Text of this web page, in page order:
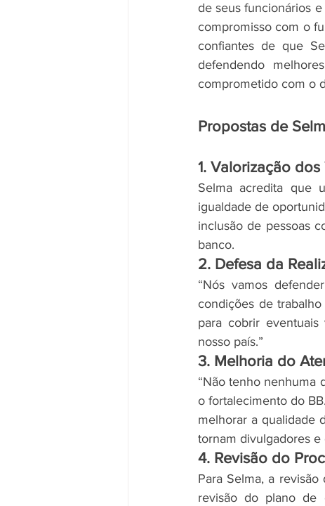
de seus funcionários
compromisso com o
confiantes de que
defendendo
comprometido com o
Propostas de
1. Valorização
Selma acredita que
igualdade de
inclusão de pessoas
banco.
2. Defesa da
“Nós vamos
condições de
para cobrir
nosso país.”
3. Melhoria do
“Não tenho nenhuma
o fortalecimento do
melhorar a qualidade
tornam divulgadores e
4. Revisão do
Para Selma, a
revisão do plano de